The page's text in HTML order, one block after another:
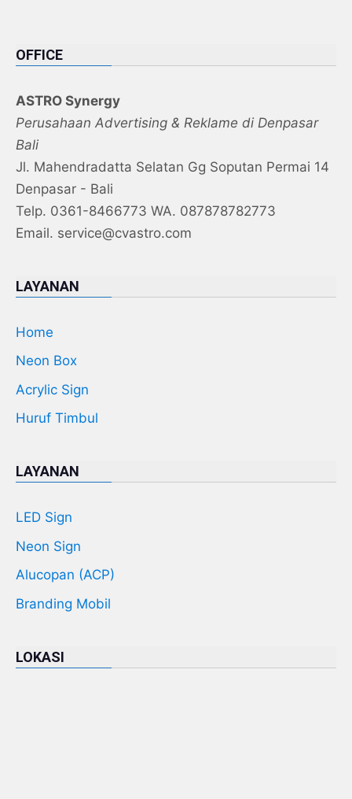
OFFICE
ASTRO Synergy
Perusahaan Advertising & Reklame di Denpasar
Bali
Jl. Mahendradatta Selatan Gg Soputan Permai 14
Denpasar - Bali
Telp. 0361-8466773 WA. 087878782773
Email. service@cvastro.com
LAYANAN
Home
Neon Box
Acrylic Sign
Huruf Timbul
LAYANAN
LED Sign
Neon Sign
Alucopan (ACP)
Branding Mobil
LOKASI